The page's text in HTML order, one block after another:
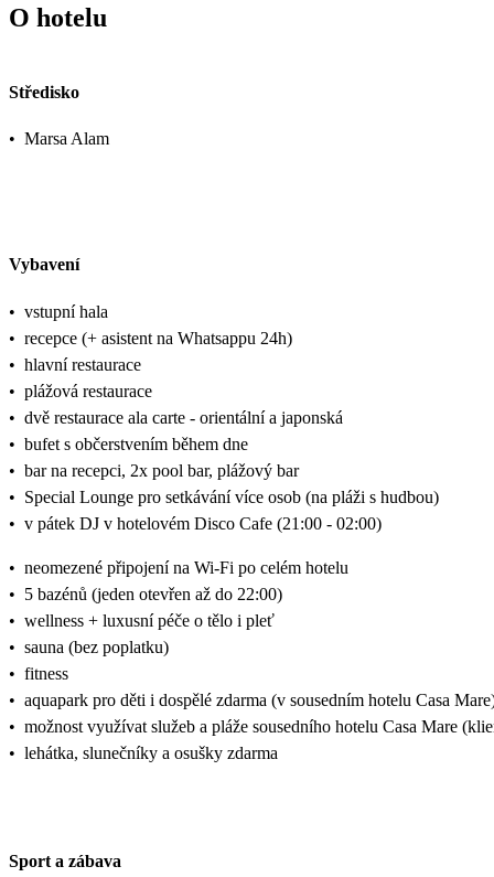
O hotelu
Středisko
• Marsa Alam
Vybavení
• vstupní hala
• recepce (+ asistent na Whatsappu 24h)
• hlavní restaurace
• plážová restaurace
• dvě restaurace ala carte - orientální a japonská
• bufet s občerstvením během dne
• bar na recepci, 2x pool bar, plážový bar
• Special Lounge pro setkávání více osob (na pláži s hudbou)
• v pátek DJ v hotelovém Disco Cafe (21:00 - 02:00)
• neomezené připojení na Wi-Fi po celém hotelu
• 5 bazénů (jeden otevřen až do 22:00)
• wellness + luxusní péče o tělo i pleť
• sauna (bez poplatku)
• fitness
• aquapark pro děti i dospělé zdarma (v sousedním hotelu Casa
• možnost využívat služeb a pláže sousedního hotelu Casa Mare
• lehátka, slunečníky a osušky zdarma
Sport a zábava